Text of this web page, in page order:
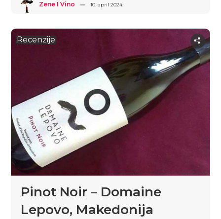
Zene I Vino 10. april 2024.
Recenzije
Pinot Noir – Domaine
Lepovo, Makedonija